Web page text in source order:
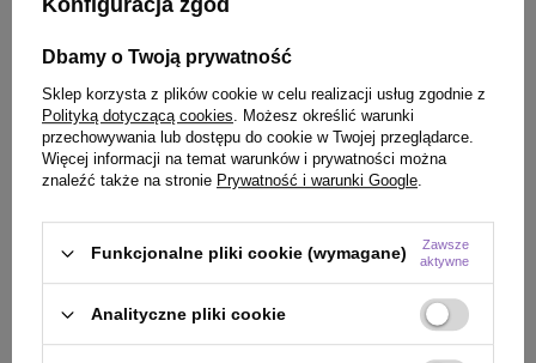
Dbamy o Twoją prywatność
Sklep korzysta z plików cookie w celu realizacji usług zgodnie z
Polityką dotyczącą cookies. Możesz określić warunki
przechowywania lub dostępu do cookie w Twojej przeglądarce.
Więcej informacji na temat warunków i prywatności można
znaleźć także na stronie Prywatność i warunki Google.
Funkcjonalne pliki cookie (wymagane)
Zawsze
aktywne
Analityczne pliki cookie